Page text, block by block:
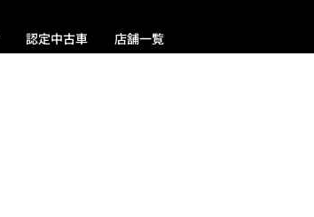
認定中古車 店舗一覧